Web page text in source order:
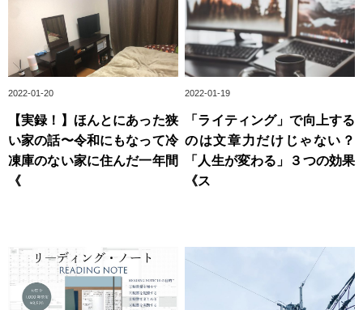
2022-01-20
【実録！】ほんとにあった狭
い家の話〜令和にもなって冷
凍庫のない家に住んだ一年間
《
2022-01-19
「ライティング」で向上する
のは文章力だけじゃない？
「人生が変わる」３つの効果
《ス